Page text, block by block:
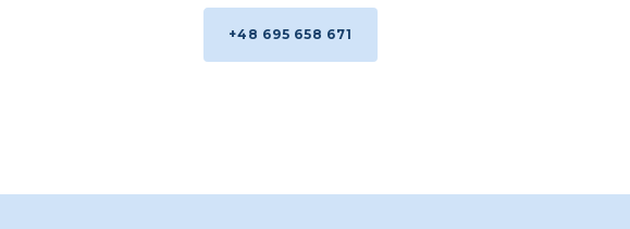
+48 695 658 671